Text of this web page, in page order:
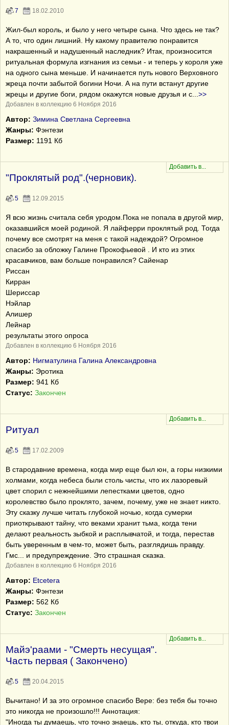
7 18.02.2010
Жил-был король, и было у него четыре сына. Что здесь не так?
А то, что один лишний. Ну какому правителю понравится
накрашенный и надушенный наследник? Итак, произносится
ритуальная формула изгнания из семьи - и теперь у короля уже
на одного сына меньше. И начинается путь нового Верховного
жреца почти забытой богини Ночи. А на пути встанут другие
жрецы и другие боги, рядом окажутся новые друзья и с
>>
Добавлен в коллекцию 6 Ноября 2016
Автор: Зимина Светлана Сергеевна
Жанры: Фэнтези
Размер: 1191 Кб
"Проклятый род".(черновик).
5 12.09.2015
Я всю жизнь считала себя уродом.Пока не попала в другой мир,
оказавшийся моей родиной. Я лайферри проклятый род. Тогда
почему все смотрят на меня с такой надеждой? Огромное
спасибо за обложку Галине Прокофьевой . И кто из этих
красавчиков, вам больше понравился? Сайенар
Риссан
Кирран
Шериссар
Нэйлар
Алишер
Лейнар
результаты этого опроса
Добавлен в коллекцию 6 Ноября 2016
Автор: Нигматулина Галина Александровна
Жанры: Эротика
Размер: 941 Кб
Статус: Закончен
Ритуал
5 17.02.2009
В стародавние времена, когда мир еще был юн, а горы низкими
холмами, когда небеса были столь чисты, что их лазоревый
цвет спорил с нежнейшими лепестками цветов, одно
королевство было проклято, зачем, почему, уже не знает никто.
Эту сказку лучше читать глубокой ночью, когда сумерки
приоткрывают тайну, что веками хранит тьма, когда тени
делают реальность зыбкой и расплывчатой, и тогда, перестав
быть уверенным в чем-то, может быть, разглядишь правду.
Гмс... и предупреждение. Это страшная сказка.
Добавлен в коллекцию 6 Ноября 2016
Автор: Etcetera
Жанры: Фэнтези
Размер: 562 Кб
Статус: Закончен
Майэ'раами - "Смерть несущая".
Часть первая ( Закончено)
5 20.04.2015
Вычитано! И за это огромное спасибо Вере: без тебя бы точно
это никогда не произошло!!! Аннотация:
"Иногда ты думаешь, что точно знаешь, кто ты, откуда, кто твои